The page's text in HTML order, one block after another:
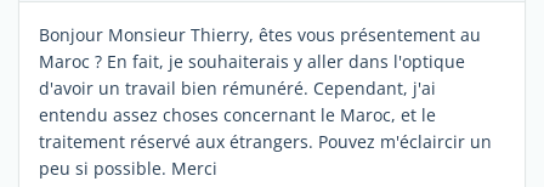
Bonjour Monsieur Thierry, êtes vous présentement au
Maroc ? En fait, je souhaiterais y aller dans l'optique
d'avoir un travail bien rémunéré. Cependant, j'ai
entendu assez choses concernant le Maroc, et le
traitement réservé aux étrangers. Pouvez m'éclaircir un
peu si possible. Merci